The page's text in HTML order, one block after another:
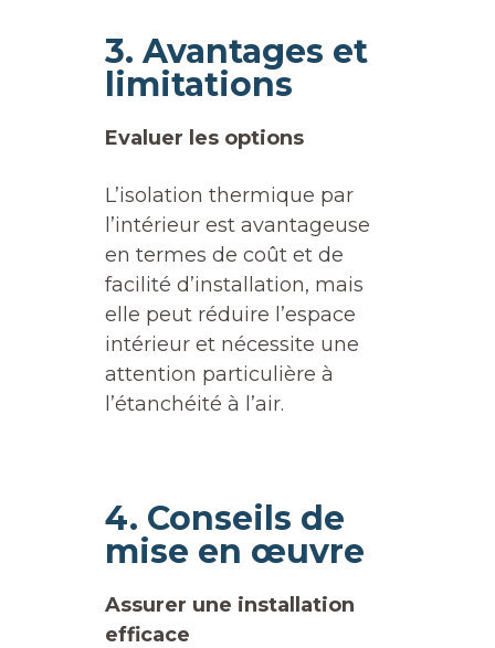
3. Avantages et
limitations
Evaluer les options
L’isolation thermique par
l’intérieur est avantageuse
en termes de coût et de
facilité d’installation, mais
elle peut réduire l’espace
intérieur et nécessite une
attention particulière à
l’étanchéité à l’air.
4. Conseils de
mise en œuvre
Assurer une installation
efficace